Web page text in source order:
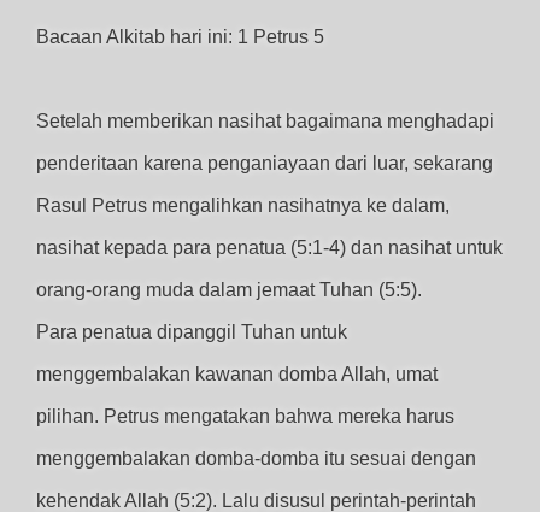
Bacaan Alkitab hari ini: 1 Petrus 5
Setelah memberikan nasihat bagaimana menghadapi
penderitaan karena penganiayaan dari luar, sekarang
Rasul Petrus mengalihkan nasihatnya ke dalam,
nasihat kepada para penatua (5:1-4) dan nasihat untuk
orang-orang muda dalam jemaat Tuhan (5:5).
Para penatua dipanggil Tuhan untuk
menggembalakan kawanan domba Allah, umat
pilihan. Petrus mengatakan bahwa mereka harus
menggembalakan domba-domba itu sesuai dengan
kehendak Allah (5:2). Lalu disusul perintah-perintah